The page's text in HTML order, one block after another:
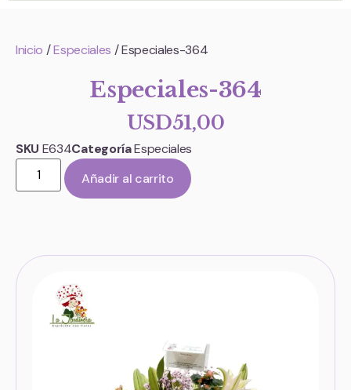
Inicio /Especiales / Especiales-364
Especiales-364
USD51,00
SKU E634CategoríaEspeciales
Añadir al carrito